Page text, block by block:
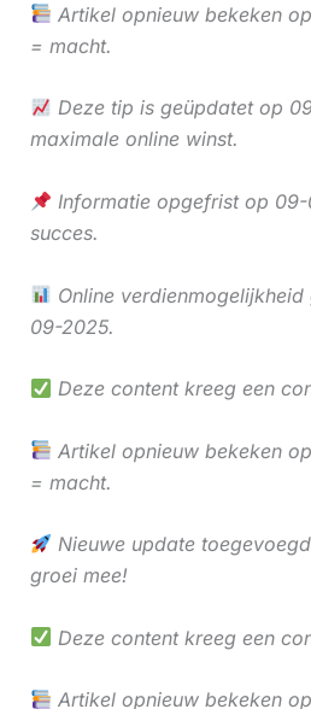
Artikel opnieuw bekeken
= macht.
Deze tip is geüpdatet op
maximale online winst.
Informatie opgefrist op
succes.
Online
09-2025.
Deze content kreeg een
Artikel opnieuw bekeken
= macht.
Nieuwe update
groei mee!
Deze content kreeg een
Artikel opnieuw bekeken